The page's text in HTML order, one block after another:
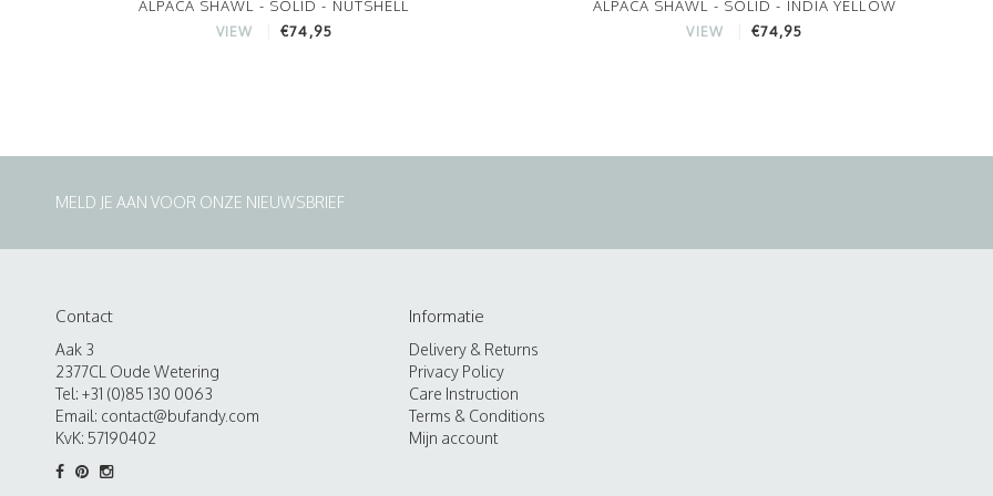
ALPACA SHAWL - SOLID - NUTSHELL
VIEW €74,95
ALPACA SHAWL - SOLID - INDIA YELLOW
VIEW €74,95
MELD JE AAN VOOR ONZE NIEUWSBRIEF
Contact
Aak 3
2377CL Oude Wetering
Tel: +31 (0)85 130 0063
Email: contact@bufandy.com
KvK: 57190402
Informatie
Delivery & Returns
Privacy Policy
Care Instruction
Terms & Conditions
Mijn account